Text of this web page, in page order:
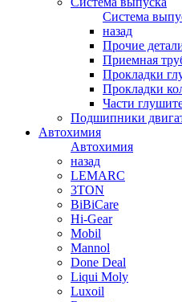
Система
назад
Прочие
Приемная
Прокладки
Прокладки
Части
Подшипники
Автохимия
Автохимия
назад
LEMARC
3TON
BiBiCare
Hi-Gear
Mobil
Mannol
Done Deal
Liqui Moly
Luxoil